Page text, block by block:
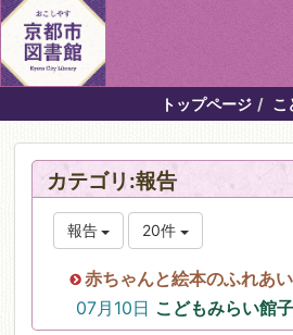
トップページ こ
カテゴリ:報告
報告 20件
赤ちゃんと絵本のふれあ
07月10日 こどもみらい館